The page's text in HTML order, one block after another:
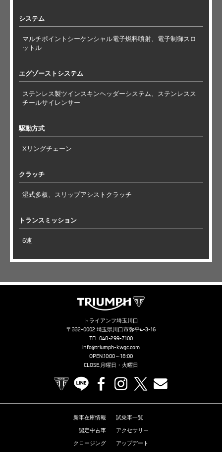
システム
マルチポイントシーケンシャル電子燃料噴射、電子制御スロ
ットル
エグゾーストシステム
ステンレス製ツインスキンヘッダーシステム、ステンレスス
チールサイレンサー
駆動方式
Xリングチェーン
クラッチ
湿式多板、スリップアシストクラッチ
トランスミッション
6速
トライアンフ埼玉川口
〒332-0002 埼玉県川口市弥平4-3-16
TEL.048-299-7100
info@triumph-kwgc.com
OPEN.10:00～18:00
CLOSE.月曜日・火曜日
TRIUMPH OFFICIAL SITE
LINE FacebookInstagram
新車在庫情報
試乗車一覧
認定中古車
アクセサリー
クロージング
アップデート